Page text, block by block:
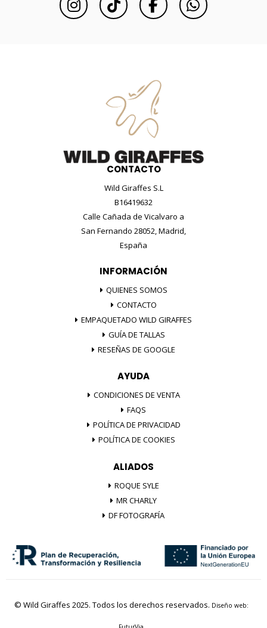
CONTACTO
Wild Giraffes S.L
B16419632
Calle Cañada de Vicalvaro a
San Fernando 28052, Madrid,
España
INFORMACIÓN
QUIENES SOMOS
CONTACTO
EMPAQUETADO WILD GIRAFFES
GUÍA DE TALLAS
RESEÑAS DE GOOGLE
AYUDA
CONDICIONES DE VENTA
FAQS
POLÍTICA DE PRIVACIDAD
POLÍTICA DE COOKIES
ALIADOS
ROQUE SYLE
MR CHARLY
DF FOTOGRAFÍA
© Wild Giraffes 2025. Todos los derechos reservados. Diseño web: